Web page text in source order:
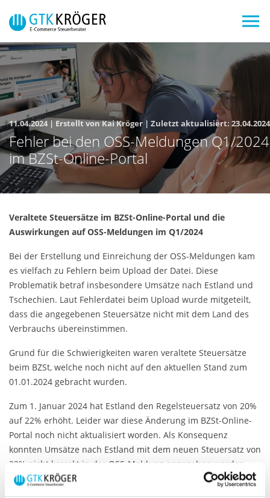
11.04.2024 | Erstellt vonKai Kröger | Zuletzt aktualisiert: 23.04.2024
Fehler bei den OSS-Meldungen Q1/2024
im BZSt-Online-Portal
Veraltete Steuersätze im BZSt-Online-Portal und die
Auswirkungen auf OSS-Meldungen im Q1/2024
Bei der Erstellung und Einreichung der OSS-Meldungen kam
es vielfach zu Fehlern beim Upload der Datei. Diese
Problematik betraf insbesondere Umsätze nach Estland und
Tschechien. Laut Fehlerdatei beim Upload wurde mitgeteilt,
dass die angegebenen Steuersätze nicht mit dem Land des
Verbrauchs übereinstimmen.
Grund für die Schwierigkeiten waren veraltete Steuersätze
beim BZSt, welche noch nicht auf den aktuellen Stand zum
01.01.2024 gebracht wurden.
Zum 1. Januar 2024 hat Estland den Regelsteuersatz von 20%
auf 22% erhöht. Leider war diese Änderung im BZSt-Online-
Portal noch nicht aktualisiert worden. Als Konsequenz
konnten Umsätze nach Estland mit dem neuen Steuersatz von
22% nicht korrekt in der OSS-Meldung angegeben werden.
Umsätze in Estland mit 22% wurden nicht akzeptiert, und die